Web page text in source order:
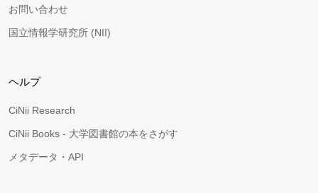
お問い合わせ
国立情報学研究所 (NII)
ヘルプ
CiNii Research
CiNii Books - 大学図書館の本をさがす
メタデータ・API